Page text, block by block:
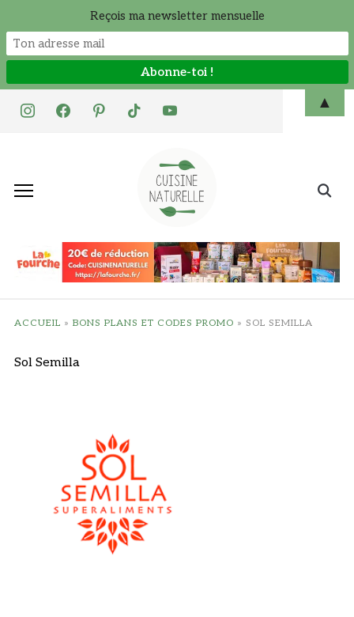
instagramfacebookpinteresttiktok youtube
Search
ACCUEIL » BONS PLANS ET CODES PROMO » SOL SEMILLA
Sol Semilla
Reçois ma newsletter mensuelle
▲